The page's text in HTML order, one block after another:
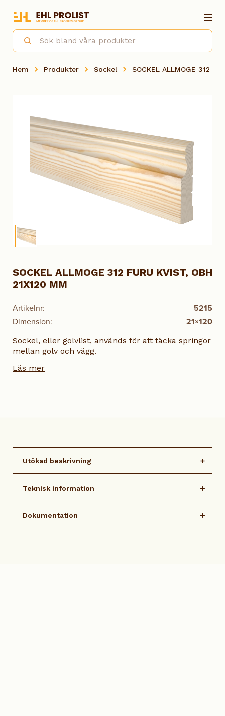
Hem Produkter Sockel SOCKEL ALLMOGE 312
Artikelnr:
5215
Dimension:
21×120
SOCKEL ALLMOGE 312 FURU KVIST, OBH
21X120 MM
Sockel, eller golvlist, används för att täcka springor
mellan golv och vägg.
Läs mer
Utökad beskrivning
Teknisk information
Dokumentation